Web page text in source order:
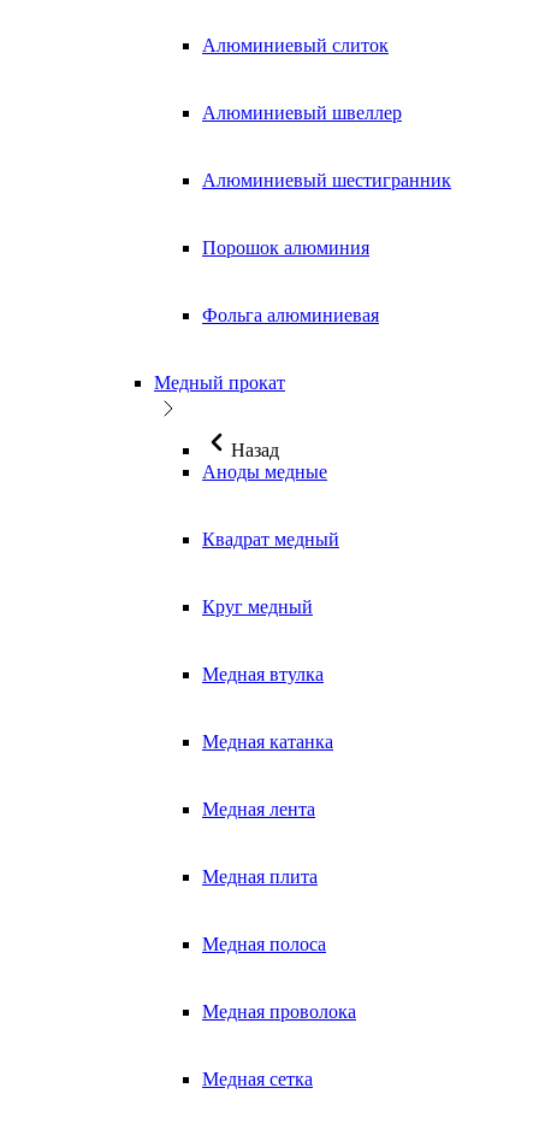
Алюминиевый слиток
Алюминиевый швеллер
Алюминиевый шестигранник
Порошок алюминия
Фольга алюминиевая
Медный прокат
Назад
Аноды медные
Квадрат медный
Круг медный
Медная втулка
Медная катанка
Медная лента
Медная плита
Медная полоса
Медная проволока
Медная сетка